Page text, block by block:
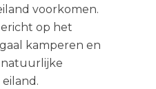
voorkomen.
op het
kamperen en